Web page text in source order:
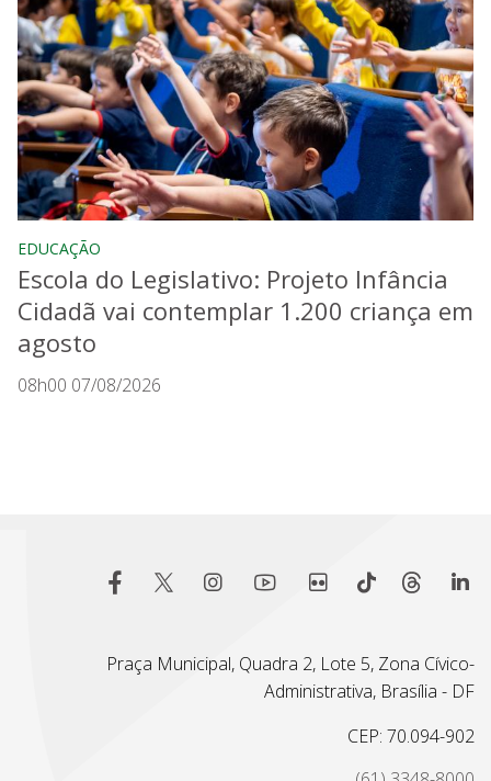
EDUCAÇÃO
Escola do Legislativo: Projeto Infância
Cidadã vai contemplar 1.200 criança em
agosto
08h00 07/08/2026
Praça Municipal, Quadra 2, Lote 5, Zona Cívico-
Administrativa, Brasília - DF
CEP: 70.094-902